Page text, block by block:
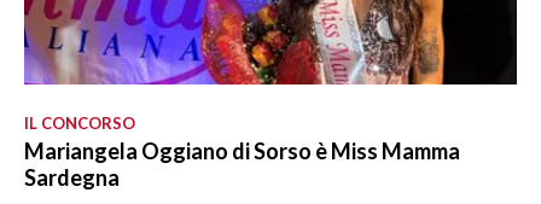
IL CONCORSO
Mariangela Oggiano di Sorso è Miss Mamma
Sardegna